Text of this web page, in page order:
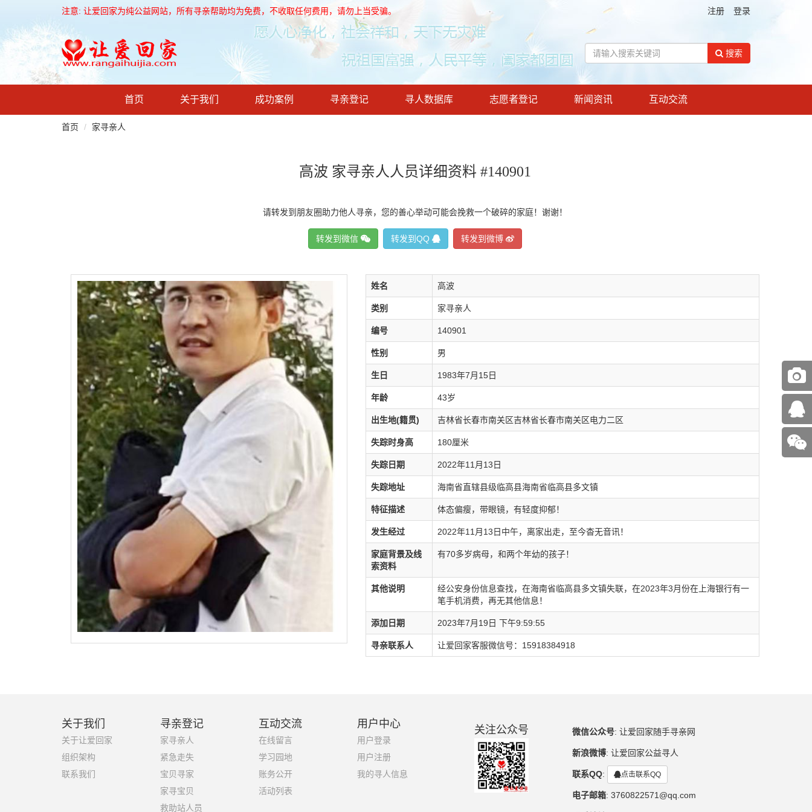
注意: 让爱回家为纯公益网站，所有寻亲帮助均为免费，不收取任何费用，请勿上当受骗。 注册 登录
搜索
首页 关于我们 成功案例 寻亲登记 寻人数据库 志愿者登记 新闻资讯 互动交流
首页 家寻亲人
高波 家寻亲人人员详细资料 #140901
请转发到朋友圈助力他人寻亲，您的善心举动可能会挽救一个破碎的家庭！谢谢！
转发到微信 转发到QQ 转发到微博
姓名 高波
类别 家寻亲人
编号 140901
性别 男
生日 1983年7月15日
年龄 43岁
出生地(籍贯) 吉林省长春市南关区吉林省长春市南关区电力二区
失踪时身高 180厘米
失踪日期 2022年11月13日
失踪地址 海南省直辖县级临高县海南省临高县多文镇
特征描述 体态偏瘦，带眼镜，有轻度抑郁！
发生经过 2022年11月13日中午，离家出走，至今杳无音讯！
家庭背景及线
索资料
有70多岁病母，和两个年幼的孩子！
其他说明
经公安身份信息查找，在海南省临高县多文镇失联，在2023年3月份在上海银行有一
笔手机消费，再无其他信息！
添加日期 2023年7月19日 下午9:59:55
寻亲联系人 让爱回家客服微信号：15918384918
关于我们
关于让爱回家
组织架构
联系我们
寻亲登记
家寻亲人
紧急走失
宝贝寻家
家寻宝贝
救助站人员
互动交流
在线留言
学习园地
账务公开
活动列表
用户中心
用户登录
用户注册
我的寻人信息
关注公众号 微信公众号: 让爱回家随手寻亲网
新浪微博: 让爱回家公益寻人
联系QQ: 点击联系QQ
电子邮箱: 3760822571@qq.com